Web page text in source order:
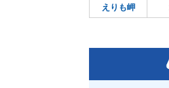
えりも岬